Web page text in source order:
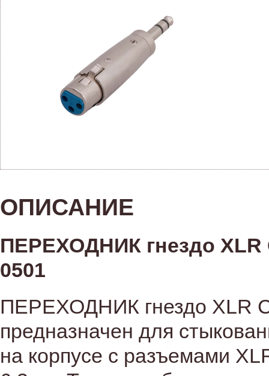
ОПИСАНИЕ
ПЕРЕХОДНИК гнездо XLR
0501
ПЕРЕХОДНИК гнездо XLR
предназначен для
на корпусе с разъемами